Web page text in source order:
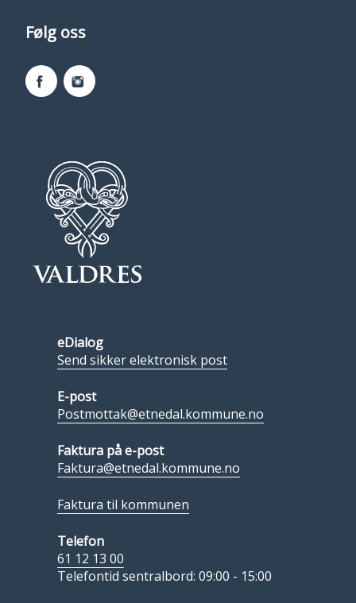
Følg oss
FacebookInstagram
eDialog
Send sikker elektronisk post
E-post
Postmottak@etnedal.kommune.no
Faktura på e-post
Faktura@etnedal.kommune.no
Faktura til kommunen
Telefon
61 12 13 00
Telefontid sentralbord: 09:00 - 15:00